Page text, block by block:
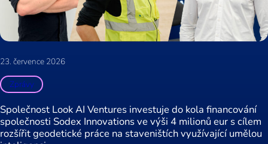
23. července 2026
Zprávy
Společnost Look AI Ventures investuje do kola financování
společnosti Sodex Innovations ve výši 4 milionů eur s cílem
rozšířit geodetické práce na staveništích využívající umělou